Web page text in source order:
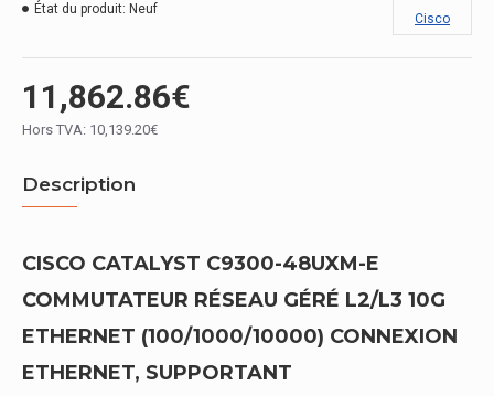
11,862.86€
Hors TVA: 10,139.20€
État du produit: Neuf
Cisco
Description
CISCO CATALYST C9300-48UXM-E
COMMUTATEUR RÉSEAU GÉRÉ L2/L3 10G
ETHERNET (100/1000/10000) CONNEXION
ETHERNET, SUPPORTANT